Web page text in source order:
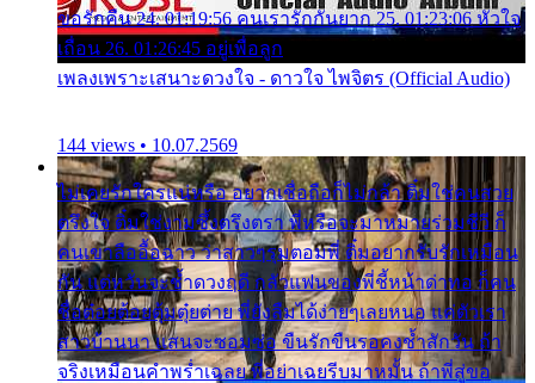
ขอรักคืน 24. 01:19:56 คนเรารักกันยาก 25. 01:23:06 หัวใจ
เถื่อน 26. 01:26:45 อยู่เพื่อลูก
เพลงเพราะเสนาะดวงใจ - ดาวใจ ไพจิตร (Official Audio)
144 views • 10.07.2569
ไม่เคยรักใครแน่หรือ อยากเชื่อถือก็ไม่กล้า ติ๋มใช่คนสวย
ตรึงใจ ติ๋มใช่งามซึ้งตรึงตรา พี่หรือจะมาหมายร่วมชีวี ก็
คนเขาลืออื้อฉาว ว่าสาวๆรุมตอมพี่ ติ๋มอยากรับรักเหมือน
กัน แต่หวั่นจะช้ำดวงฤดี กลัวแฟนของพี่ชี้หน้าด่าทอ ก็คน
ชื่อต๋อยต้อยตุ้มตุ๋ยต่าย พี่ยังลืมได้ง่ายๆเลยหนอ แค่ตัวเรา
สาวบ้านนา แสนจะซอมซ่อ ขืนรักขืนรอคงช้ำสักวัน ถ้า
จริงเหมือนคำพร่ำเฉลย พี่อย่าเฉยรีบมาหมั้น ถ้าพี่สู่ขอ